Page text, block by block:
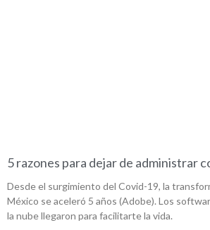
5 razones para dejar de administrar
Desde el surgimiento del Covid-19, la
México se aceleró 5 años (Adobe). Los
la nube llegaron para facilitarte la vida.